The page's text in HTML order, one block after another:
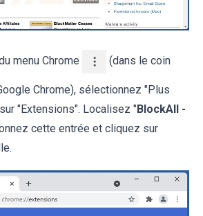
menu Chrome (dans le coin
Chrome), sélectionnez "Plus
"Extensions". Localisez "BlockAll -
cette entrée et cliquez sur